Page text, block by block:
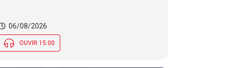
06/08/2026
OUVIR 15:00